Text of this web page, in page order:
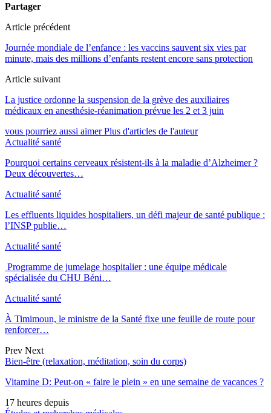
Partager
Article précédent
Journée mondiale de l’enfance : les vaccins sauvent six vies par
minute, mais des millions d’enfants restent encore sans protection
Article suivant
La justice ordonne la suspension de la grève des auxiliaires
médicaux en anesthésie-réanimation prévue les 2 et 3 juin
vous pourriez aussi aimer Plus d'articles de l'auteur
Actualité santé
Pourquoi certains cerveaux résistent-ils à la maladie d’Alzheimer ?
Deux découvertes…
Actualité santé
Les effluents liquides hospitaliers, un défi majeur de santé publique :
l’INSP publie…
Actualité santé
Programme de jumelage hospitalier : une équipe médicale
spécialisée du CHU Béni…
Actualité santé
À Timimoun, le ministre de la Santé fixe une feuille de route pour
renforcer…
Prev Next
Bien-être (relaxation, méditation, soin du corps)
Vitamine D: Peut-on « faire le plein » en une semaine de vacances ?
17 heures depuis